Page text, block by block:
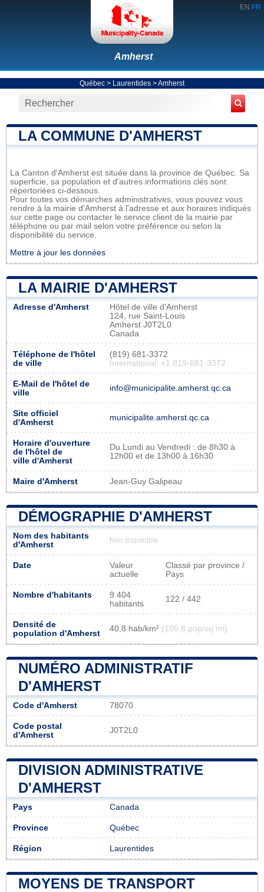
EN FR
Amherst
Québec > Laurentides >Amherst
LA COMMUNE D'AMHERST
La Canton d'Amherst est située dans la province de Québec. Sa
superficie, sa population et d'autres informations clés sont
répertoriées ci-dessous.
Pour toutes vos démarches administratives, vous pouvez vous
rendre à la mairie d'Amherst à l'adresse et aux horaires indiqués
sur cette page ou contacter le service client de la mairie par
téléphone ou par mail selon votre préférence ou selon la
disponibilité du service.
Mettre à jour les données
LA MAIRIE D'AMHERST
Adresse d'Amherst
Hôtel de ville d'Amherst
124, rue Saint-Louis
Amherst J0T2L0
Canada
Téléphone de l'hôtel
de ville
(819) 681-3372
International: +1 819-681-3372
E-Mail de l'hôtel de
ville
info@municipalite.amherst.qc.ca
Site officiel
d'Amherst
municipalite.amherst.qc.ca
Horaire d'ouverture
de l'hôtel de
ville d'Amherst
Du Lundi au Vendredi : de 8h30 à
12h00 et de 13h00 à 16h30
Maire d'Amherst Jean-Guy Galipeau
DÉMOGRAPHIE D'AMHERST
Nom des habitants
d'Amherst
Non disponible
Date
Valeur
actuelle
Classé par province /
Pays
Nombre d'habitants
9 404
habitants
122 / 442
Densité de
population d'Amherst
40,8 hab/km² (105,8 pop/sq mi)
NUMÉRO ADMINISTRATIF
D'AMHERST
Code d'Amherst 78070
Code postal
d'Amherst
J0T2L0
DIVISION ADMINISTRATIVE
D'AMHERST
Pays Canada
Province Québec
Région Laurentides
MOYENS DE TRANSPORT